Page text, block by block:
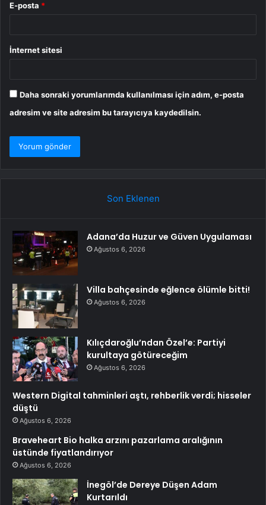
E-posta *
İnternet sitesi
Daha sonraki yorumlarımda kullanılması için adım, e-posta
adresim ve site adresim bu tarayıcıya kaydedilsin.
Son Eklenen
Adana’da Huzur ve Güven Uygulaması
Ağustos 6, 2026
Villa bahçesinde eğlence ölümle bitti!
Ağustos 6, 2026
Kılıçdaroğlu’ndan Özel’e: Partiyi
kurultaya götüreceğim
Ağustos 6, 2026
Western Digital tahminleri aştı, rehberlik verdi; hisseler
düştü
Ağustos 6, 2026
Braveheart Bio halka arzını pazarlama aralığının
üstünde fiyatlandırıyor
Ağustos 6, 2026
İnegöl’de Dereye Düşen Adam
Kurtarıldı